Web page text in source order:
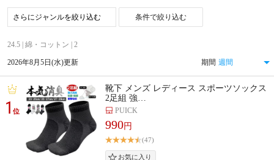
条件で絞り込む
24.5 | 綿・コットン | 2
2026年8月5日(水)更新 期間
1位
靴下 メンズ レディース スポーツソックス
2足組 強…
PUICK
990円
(47)